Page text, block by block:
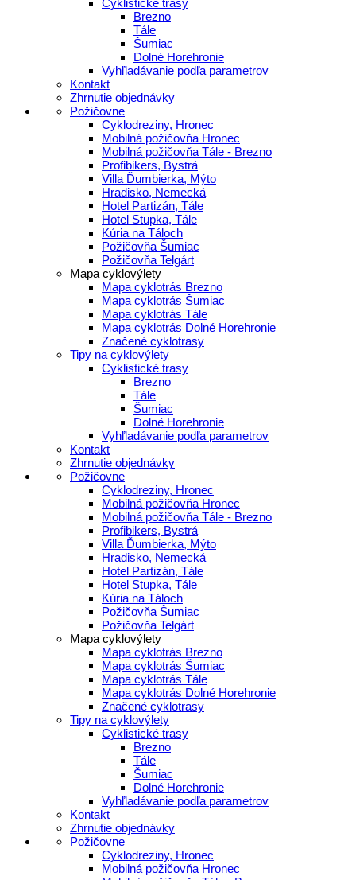
Cyklistické trasy
Brezno
Tále
Šumiac
Dolné Horehronie
Vyhľladávanie podľa parametrov
Kontakt
Zhrnutie objednávky
Požičovne
Cyklodreziny, Hronec
Mobilná požičovňa Hronec
Mobilná požičovňa Tále - Brezno
Profibikers, Bystrá
Villa Ďumbierka, Mýto
Hradisko, Nemecká
Hotel Partizán, Tále
Hotel Stupka, Tále
Kúria na Táloch
Požičovňa Šumiac
Požičovňa Telgárt
Mapa cyklovýlety
Mapa cyklotrás Brezno
Mapa cyklotrás Šumiac
Mapa cyklotrás Tále
Mapa cyklotrás Dolné Horehronie
Značené cyklotrasy
Tipy na cyklovýlety
Cyklistické trasy
Brezno
Tále
Šumiac
Dolné Horehronie
Vyhľladávanie podľa parametrov
Kontakt
Zhrnutie objednávky
Požičovne
Cyklodreziny, Hronec
Mobilná požičovňa Hronec
Mobilná požičovňa Tále - Brezno
Profibikers, Bystrá
Villa Ďumbierka, Mýto
Hradisko, Nemecká
Hotel Partizán, Tále
Hotel Stupka, Tále
Kúria na Táloch
Požičovňa Šumiac
Požičovňa Telgárt
Mapa cyklovýlety
Mapa cyklotrás Brezno
Mapa cyklotrás Šumiac
Mapa cyklotrás Tále
Mapa cyklotrás Dolné Horehronie
Značené cyklotrasy
Tipy na cyklovýlety
Cyklistické trasy
Brezno
Tále
Šumiac
Dolné Horehronie
Vyhľladávanie podľa parametrov
Kontakt
Zhrnutie objednávky
Požičovne
Cyklodreziny, Hronec
Mobilná požičovňa Hronec